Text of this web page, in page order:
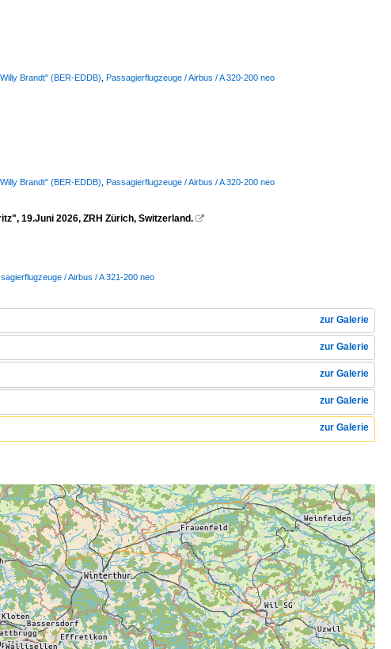
Brandt" (BER-EDDB) Passagierflugzeuge / Airbus / A 320-200 neo
Brandt" (BER-EDDB) Passagierflugzeuge / Airbus / A 320-200 neo
19.Juni 2026, ZRH Zürich, Switzerland. 
/ Airbus / A 321-200 neo
zur Galerie
zur Galerie
zur Galerie
zur Galerie
zur Galerie